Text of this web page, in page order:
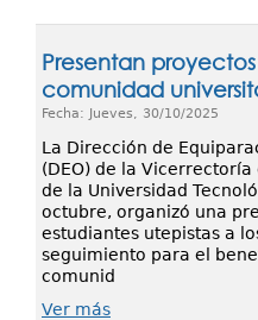
Presentan
comunidad
Fecha: Jueves, 30/10/2025
La Dirección de
(DEO) de la
de la Universidad
octubre, organizó una
estudiantes utepistas a
seguimiento para el
comunid
Ver más